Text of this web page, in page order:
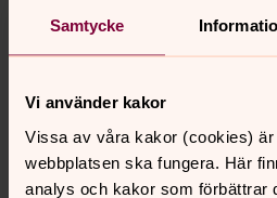
Samtycke
Vi använder kakor
Vissa av våra kakor (cookies) är
webbplatsen ska fungera. Här
analys och kakor som förbättrar
Catering vid minnesstund
Vid minnesstund måste
säkerställer den ordning som
Församlingen använder sig just